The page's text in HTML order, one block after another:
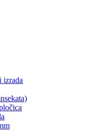
izrada